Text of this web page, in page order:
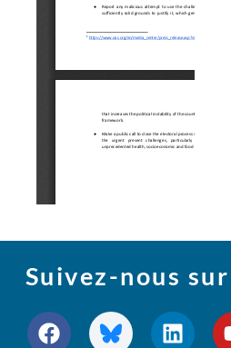
Suivez-nous